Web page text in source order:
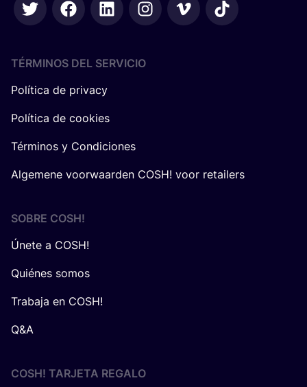
TÉRMINOS DEL SERVICIO
Política de privacy
Política de cookies
Términos y Condiciones
Algemene voorwaarden COSH! voor retailers
SOBRE COSH!
Únete a COSH!
Quiénes somos
Trabaja en COSH!
Q&A
COSH! TARJETA REGALO